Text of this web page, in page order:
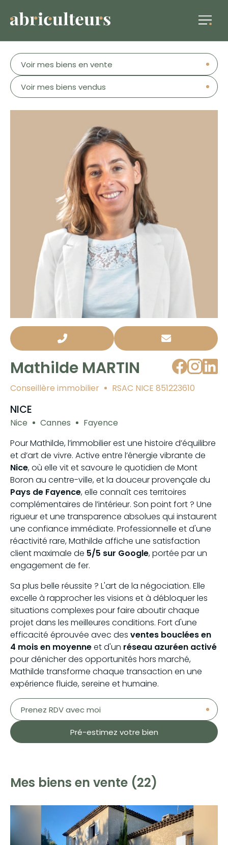
Voir mes biens en vente
Voir mes biens vendus
Mathilde MARTIN
Conseillère immobilier RSAC NICE 851223610
NICE
Nice Cannes
Fayence
Pour Mathilde, l’immobilier est une histoire d’équilibre
et d’art de vivre. Active entre l’énergie vibrante de
Nice, où elle vit et savoure le quotidien de Mont
Boron au centre-ville, et la douceur provençale du
Pays de Fayence, elle connaît ces territoires
complémentaires de l’intérieur. Son point fort ? Une
rigueur et une transparence absolues qui instaurent
une confiance immédiate. Professionnelle et d'une
réactivité rare, Mathilde affiche une satisfaction
client maximale de 5/5 sur Google, portée par un
engagement de fer.
Sa plus belle réussite ? L'art de la négociation. Elle
excelle à rapprocher les visions et à débloquer les
situations complexes pour faire aboutir chaque
projet dans les meilleures conditions. Fort d'une
efficacité éprouvée avec des ventes bouclées en
4 mois en moyenneet d'un réseau azuréen activé
pour dénicher des opportunités hors marché,
Mathilde transforme chaque transaction en une
expérience fluide, sereine et humaine.
Prenez RDV avec moi
Pré-estimez votre bien
Mes biens en vente (22)